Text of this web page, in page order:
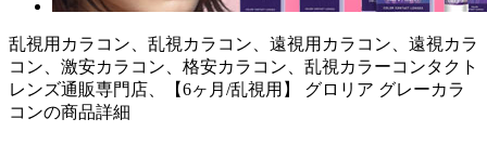
乱視用カラコン、乱視カラコン、遠視用カラコン、遠視カラ
コン、激安カラコン、格安カラコン、乱視カラーコンタクト
レンズ通販専門店、【6ヶ月/乱視用】 グロリア グレーカラ
コンの商品詳細